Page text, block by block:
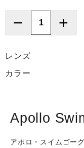
−
ZONE3
Apollo
Swim
Goggles
+
レンズ
カラー
Apollo
アポロ・スイムゴー